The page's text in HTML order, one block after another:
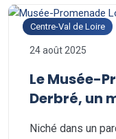
Centre-Val de Loire
24 août 2025
Le Musée-
Derbré, un
Niché dans un